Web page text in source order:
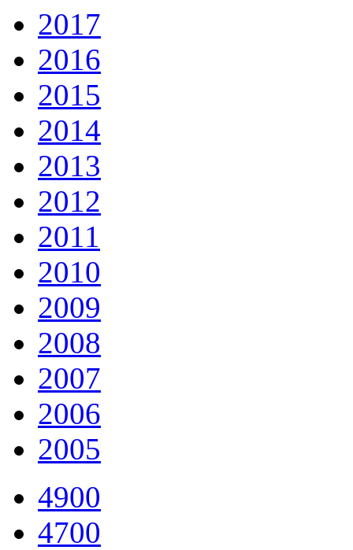
2017
2016
2015
2014
2013
2012
2011
2010
2009
2008
2007
2006
2005
4900
4700